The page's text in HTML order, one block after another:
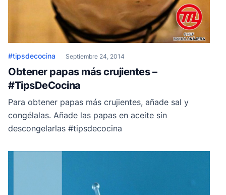
#tipsdecocina Septiembre 24, 2014
Obtener papas más crujientes –
#TipsDeCocina
Para obtener papas más crujientes, añade sal y
congélalas. Añade las papas en aceite sin
descongelarlas #tipsdecocina